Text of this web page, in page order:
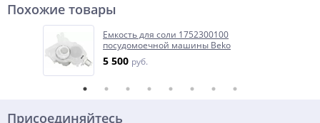
Похожие товары
Емкость для соли 1752300100
посудомоечной машины Beko
5 500 руб.
Присоединяйтесь